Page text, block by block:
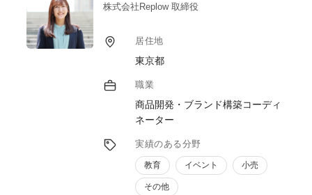
実務経験を重ねてきました。こうした経験を
があります。
株式会社Replow 取締役
居住地
東京都
職業
商品開発・ブランド構築コーディ
ネーター
実績のある分野
教育 イベント 小売
その他